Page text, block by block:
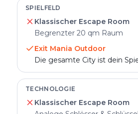
SPIELFELD
Klassischer Escape Room
Begrenzter 20 qm Raum
Exit Mania Outdoor
Die gesamte City ist dein
TECHNOLOGIE
Klassischer Escape Room